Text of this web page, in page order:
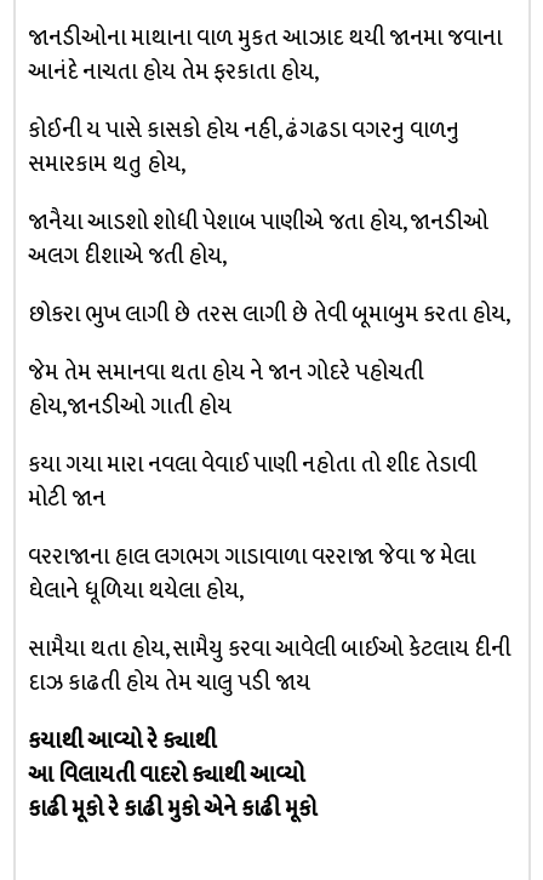
જાનડીઓના માથાના વાળ મુકત આઝાદ થયી જાનમા જવાના
આનંદે નાચતા હોય તેમ ફરકાતા હોય,
કોઈની ય પાસે કાસકો હોય નહી, ઢંગઢડા વગરનુ વાળનુ
સમારકામ થતુ હોય,
જાનૈયા આડશો શોધી પેશાબ પાણીએ જતા હોય, જાનડીઓ
અલગ દીશાએ જતી હોય,
છોકરા ભુખ લાગી છે તરસ લાગી છે તેવી બૂમાબુમ કરતા હોય,
જેમ તેમ સમાનવા થતા હોય ને જાન ગોદરે પહોચતી
હોય,જાનડીઓ ગાતી હોય
કયા ગયા મારા નવલા વેવાઈ પાણી નહોતા તો શીદ તેડાવી
મોટી જાન
વરરાજાના હાલ લગભગ ગાડાવાળા વરરાજા જેવા જ મેલા
ઘેલાને ધૂળિયા થયેલા હોય,
સામૈયા થતા હોય, સામૈયુ કરવા આવેલી બાઈઓ કેટલાય દીની
દાઝ કાઢતી હોય તેમ ચાલુ પડી જાય
કયાથી આવ્યો રે ક્યાથી
આ વિલાયતી વાદરો ક્યાથી આવ્યો
કાઢી મૂકો રે કાઢી મુકો એને કાઢી મૂકો